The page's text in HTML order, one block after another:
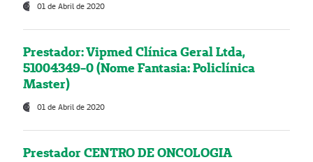
01 de Abril de 2020
Prestador: Vipmed Clínica Geral Ltda,
51004349-0 (Nome Fantasia: Policlínica
Master)
01 de Abril de 2020
Prestador CENTRO DE ONCOLOGIA